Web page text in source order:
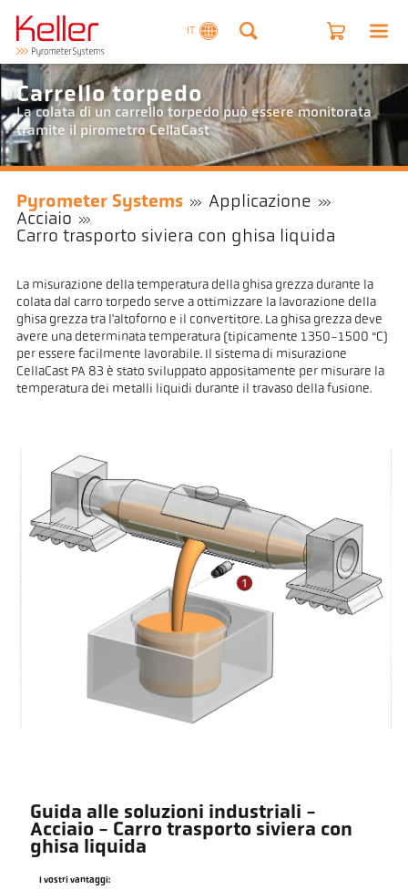
IT
Carrello torpedo
La colata di un carrello torpedo può essere monitorata
tramite il pirometro CellaCast
Pyrometer Systems
Applicazione
Acciaio
Carro trasporto siviera con ghisa liquida
La misurazione della temperatura della ghisa grezza durante la
colata dal carro torpedo serve a ottimizzare la lavorazione della
ghisa grezza tra l'altoforno e il convertitore. La ghisa grezza deve
avere una determinata temperatura (tipicamente 1350-1500 °C)
per essere facilmente lavorabile. Il sistema di misurazione
CellaCast PA 83 è stato sviluppato appositamente per misurare la
temperatura dei metalli liquidi durante il travaso della fusione.
Guida alle soluzioni industriali -
Acciaio - Carro trasporto siviera con
ghisa liquida
I vostri vantaggi: